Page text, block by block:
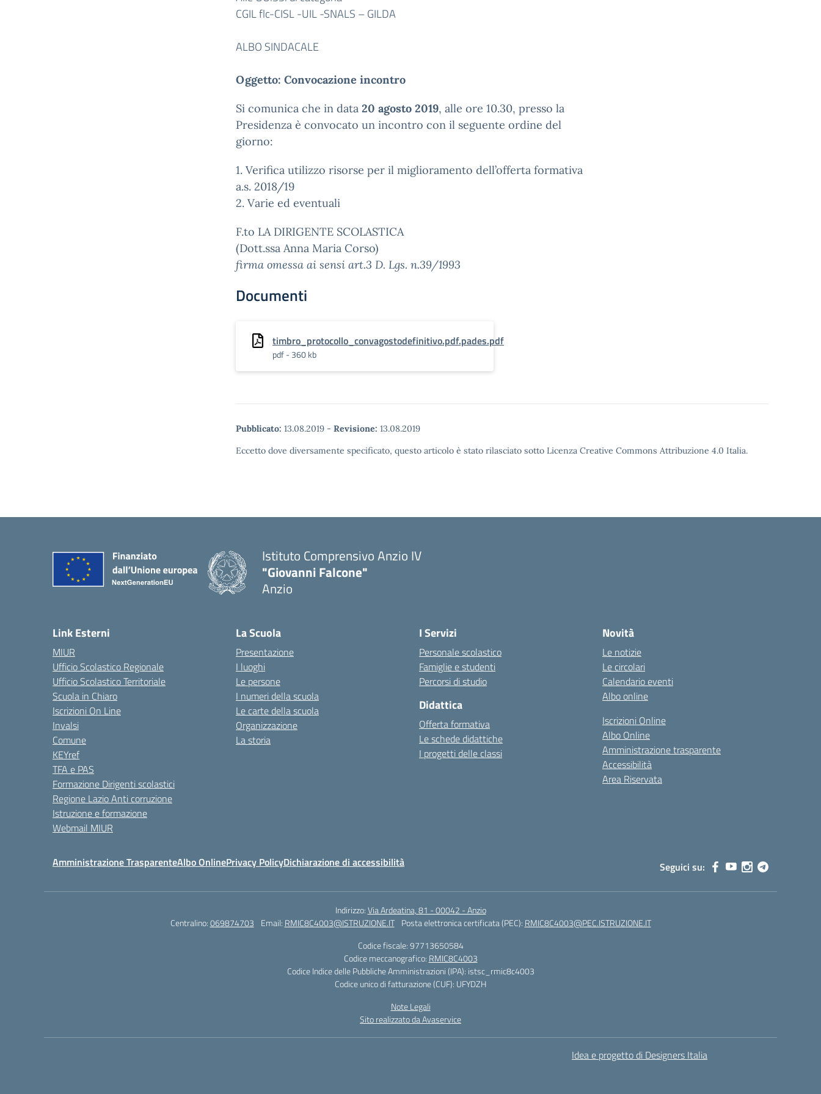
CGIL flc-CISL -UIL -SNALS – GILDA
ALBO SINDACALE
Oggetto: Convocazione incontro
Si comunica che in data 20 agosto 2019, alle ore 10.30, presso la
Presidenza è convocato un incontro con il seguente ordine del
giorno:
1. Verifica utilizzo risorse per il miglioramento dell’offerta formativa
a.s. 2018/19
2. Varie ed eventuali
F.to LA DIRIGENTE SCOLASTICA
(Dott.ssa Anna Maria Corso)
firma omessa ai sensi art.3 D. Lgs. n.39/1993
Documenti
timbro_protocollo_convagostodefinitivo.pdf.pades.pdf
pdf - 360 kb
Pubblicato: 13.08.2019 - Revisione: 13.08.2019
Eccetto dove diversamente specificato, questo articolo è stato rilasciato sotto Licenza Creative Commons Attribuzione 4.0 Italia.
Istituto Comprensivo Anzio IV
"Giovanni Falcone"
Anzio
Link Esterni
MIUR
Ufficio Scolastico Regionale
Ufficio Scolastico Territoriale
Scuola in Chiaro
Iscrizioni On Line
Invalsi
Comune
KEYref
TFA e PAS
Formazione Dirigenti scolastici
Regione Lazio Anti corruzione
Istruzione e formazione
Webmail MIUR
La Scuola
Presentazione
I luoghi
Le persone
I numeri della scuola
Le carte della scuola
Organizzazione
La storia
I Servizi
Personale scolastico
Famiglie e studenti
Percorsi di studio
Didattica
Offerta formativa
Le schede didattiche
I progetti delle classi
Novità
Le notizie
Le circolari
Calendario eventi
Albo online
Iscrizioni Online
Albo Online
Amministrazione trasparente
Accessibilità
Area Riservata
Amministrazione TrasparenteAlbo OnlinePrivacy PolicyDichiarazione di accessibilità Seguici su:
Indirizzo:Via Ardeatina, 81 - 00042 - Anzio
Centralino:069874703 Email: RMIC8C4003@ISTRUZIONE.IT Posta elettronica certificata (PEC): RMIC8C4003@PEC.ISTRUZIONE.IT
Codice fiscale: 97713650584
Codice meccanografico: RMIC8C4003
Codice Indice delle Pubbliche Amministrazioni (IPA): istsc_rmic8c4003
Codice unico di fatturazione (CUF): UFYDZH
Note Legali
Sito realizzato da Avaservice
Idea e progetto di Designers Italia